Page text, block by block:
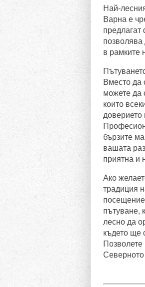
Най-
Варна е
позволява
в рамките
Вместо да
можете да
които
доверието
бързите
вашата
приятна и
Ако
традиция
пътуване,
лесно да
където ще